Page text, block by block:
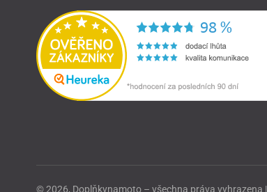
© 2026, Doplňkynamoto – všechna práva vyhrazena |